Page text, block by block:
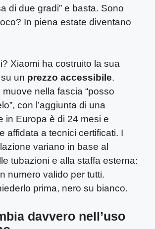
di due gradi” e basta. Sono
In piena estate diventano
Xiaomi ha costruito la sua
un prezzo accessibile.
nella fascia “posso
con l’aggiunta di una
in Europa è di 24 mesi e
affidata a tecnici certificati. I
variano in base al
tubazioni e alla staffa esterna:
numero valido per tutti.
prima, nero su bianco.
davvero nell’uso